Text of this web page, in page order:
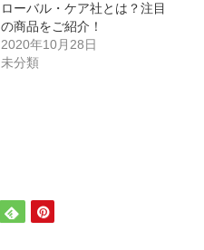
ローバル・ケア社とは？注目
の商品をご紹介！
2020年10月28日
未分類